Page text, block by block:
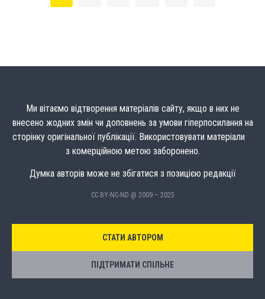
Ми вітаємо відтворення матеріалів сайту, якщо в них не
внесено жодних змін чи доповнень за умови гіперпосилання на
сторінку оригінальної публікації. Використовувати матеріали
з комерційною метою заборонено.
Думка авторів може не збігатися з позицією редакції
CC BY-NC-ND @ 2009 – 2025
СТАТИ АВТОРОМ
ПІДТРИМАТИ СПІЛЬНЕ